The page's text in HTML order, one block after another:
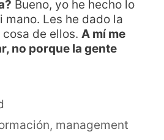
Bueno, yo he hecho lo
mano. Les he dado la
de ellos. A mí me
no porque la gente
, management